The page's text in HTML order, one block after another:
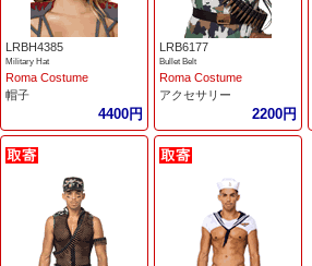
LRBH4385
Military Hat
Roma Costume
帽子
4400円
LRB6177
Bullet Belt
Roma Costume
アクセサリー
2200円